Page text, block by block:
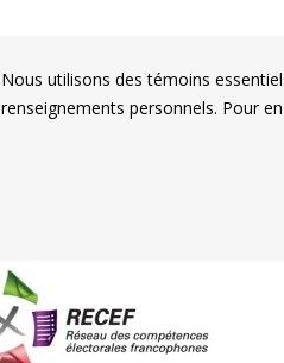
Nous utilisons des témoins
renseignements personnels. Pour